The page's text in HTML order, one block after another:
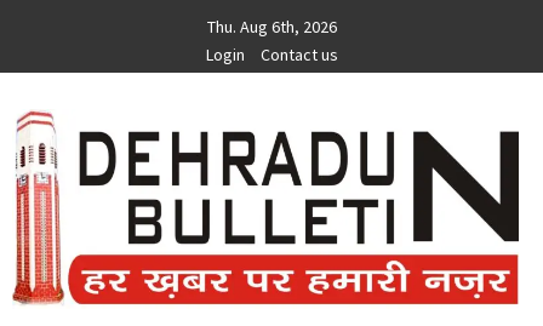
content
Thu. Aug 6th, 2026
Login
Contact us